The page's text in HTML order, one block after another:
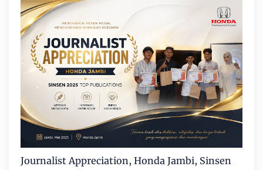
Journalist Appreciation, Honda Jambi, Sinsen